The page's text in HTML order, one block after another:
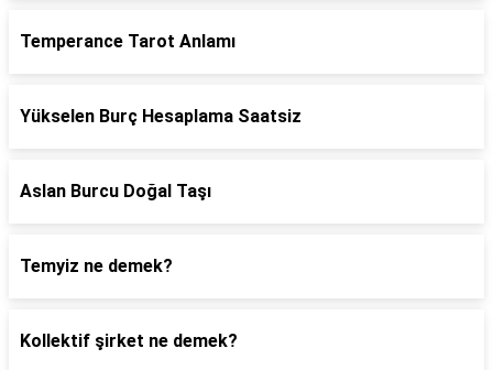
Temperance Tarot Anlamı
Yükselen Burç Hesaplama Saatsiz
Aslan Burcu Doğal Taşı
Temyiz ne demek?
Kollektif şirket ne demek?